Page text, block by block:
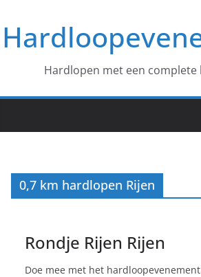
naar
de
Hardlopen met een complete
0,7 km hardlopen Rijen
Rondje Rijen Rijen
Doe mee met het